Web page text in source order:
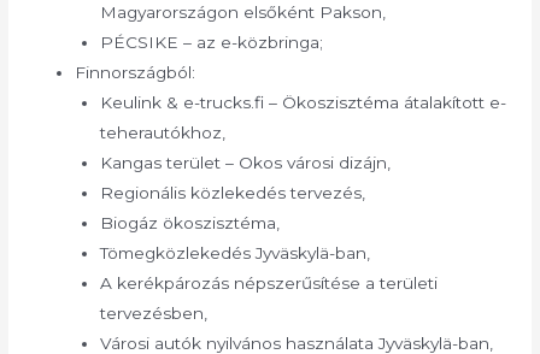
Magyarországon elsőként Pakson,
PÉCSIKE – az e-közbringa;
Finnországból:
Keulink & e-trucks.fi – Ökoszisztéma átalakított e-
teherautókhoz,
Kangas terület – Okos városi dizájn,
Regionális közlekedés tervezés,
Biogáz ökoszisztéma,
Tömegközlekedés Jyväskylä-ban,
A kerékpározás népszerűsítése a területi
tervezésben,
Városi autók nyilvános használata Jyväskylä-ban,